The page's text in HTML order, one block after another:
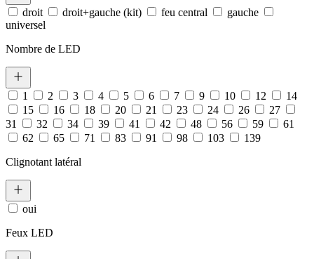
droit droit+gauche (kit) feu central
gauche
universel
Nombre de LED
1 2 3 4 5 6 7 9 10 12
14
15
16 18 20 21 23 24 26
27
31
32 34 39 41 42 48 56 59
61
62
65 71 83 91 98 103
139
Clignotant latéral
oui
Feux LED